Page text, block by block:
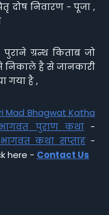
दोष निवारण - पूजा ,
ग्रन्थ किताब जो
निकाले है से जानकारी
गया है ,
Mad Bhagwat Katha
भागवत पुराण कथा-
भागवत कथा सप्ताह-
here - Contact Us